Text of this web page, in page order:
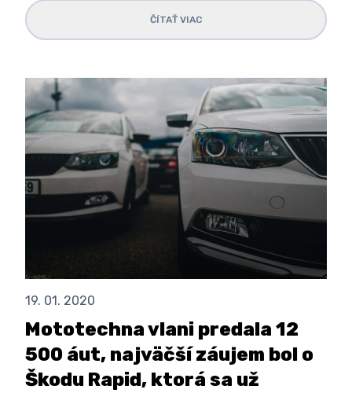
ČÍTAŤ VIAC
19. 01. 2020
Mototechna vlani predala 12
500 áut, najväčší záujem bol o
Škodu Rapid, ktorá sa už